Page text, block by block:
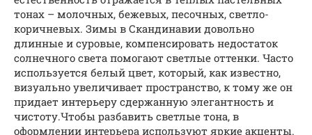
тонах – молочных, бежевых, песочных, светло-
коричневых. Зимы в Скандинавии довольно
длинные и суровые, компенсировать недостаток
солнечного света помогают светлые оттенки. Часто
используется белый цвет, который, как известно,
визуально увеличивает пространство, к тому же он
придает интерьеру сдержанную элегантность и
чистоту.Чтобы разбавить светлые тона, в
оформлении интерьера используют яркие акценты.